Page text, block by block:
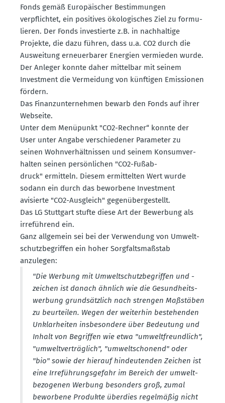
Fonds gemäß Europäi­scher Bestim­mungen
verpflichtet, ein positives ökolo­gi­sches Ziel zu formu­
lieren. Der Fonds inves­tierte z.B. in nachhaltige
Projekte, die dazu führen, dass u.a. CO2 durch die
Ausweitung erneu­er­barer Energien vermieden wurde.
Der Anleger konnte daher mittelbar mit seinem
Investment die Vermeidung von künftigen Emissionen
fördern.
Das Finanz­un­ter­nehmen bewarb den Fonds auf ihrer
Webseite.
Unter dem Menüpunkt "CO2-Rechner“ konnte der
User unter Angabe verschie­dener Parameter zu
seinen Wohnver­hält­nissen und seinem Konsum­ver­
halten seinen persön­lichen "CO2-Fußab­
druck" ermitteln. Diesem ermit­telten Wert wurde
sodann ein durch das beworbene Investment
avisierte "CO2-Ausgleich" gegen­über­ge­stellt.
Das LG Stuttgart stufte diese Art der Bewerbung als
irreführend ein.
Ganz allgemein sei bei der Verwendung von Umwelt­
schutz­be­griffen ein hoher Sorgfalts­maßstab
anzulegen:
"Die Werbung mit Umwelt­schutz­be­griffen und -
zeichen ist danach ähnlich wie die Gesund­heits­
werbung grund­sätzlich nach strengen Maßstäben
zu beurteilen. Wegen der weiterhin bestehenden
Unklar­heiten insbe­sondere über Bedeutung und
Inhalt von Begriffen wie etwa "umwelt­freundlich",
"umwelt­ver­träglich", "umwelt­schonend" oder
"bio" sowie der hierauf hindeu­tenden Zeichen ist
eine Irrefüh­rungs­gefahr im Bereich der umwelt­
be­zo­genen Werbung besonders groß, zumal
beworbene Produkte überdies regel­mäßig nicht